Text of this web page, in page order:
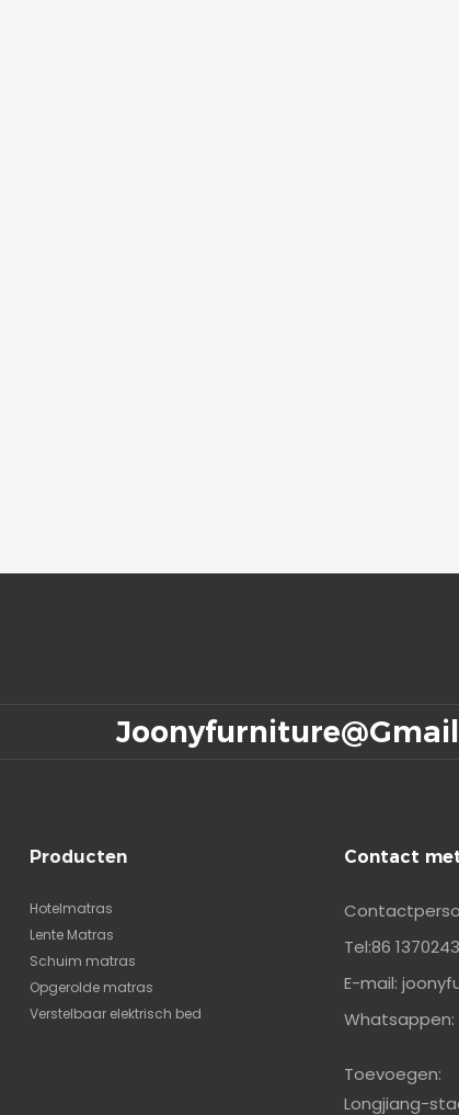
Producten
Hotelmatras
Lente Matras
Schuim matras
Opgerolde matras
Verstelbaar elektrisch bed
Contact
Tel:86
E-mail:
Whatsappen:
Toevoegen:
Longjiang-